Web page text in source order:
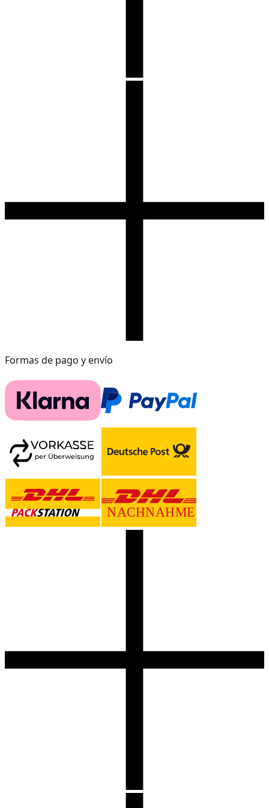
Formas de pago y envío